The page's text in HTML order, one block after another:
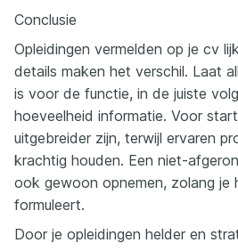
Conclusie
Opleidingen vermelden op je cv
details maken het verschil. Laat
is voor de functie, in de juiste
hoeveelheid informatie. Voor
uitgebreider zijn, terwijl ervaren
krachtig houden. Een niet-
ook gewoon opnemen, zolang je
formuleert.
Door je opleidingen helder en